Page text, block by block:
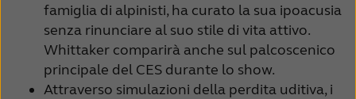
famiglia di alpinisti, ha curato la sua ipoacusia
senza rinunciare al suo stile di vita attivo.
Whittaker comparirà anche sul palcoscenico
principale del CES durante lo show.
Attraverso simulazioni della perdita uditiva, i